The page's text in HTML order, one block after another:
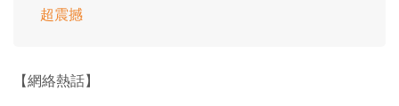
超震撼
【網絡熱話】